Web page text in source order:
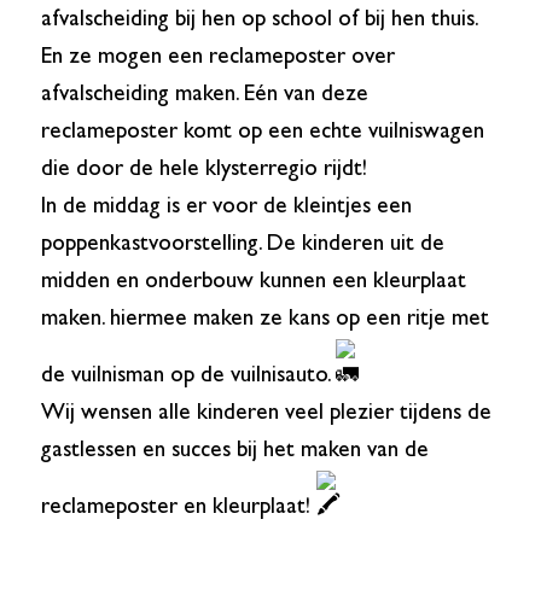
afvalscheiding bij hen op school of bij hen thuis.
En ze mogen een reclameposter over
afvalscheiding maken. Eén van deze
reclameposter komt op een echte vuilniswagen
die door de hele klysterregio rijdt!
In de middag is er voor de kleintjes een
poppenkastvoorstelling. De kinderen uit de
midden en onderbouw kunnen een kleurplaat
maken. hiermee maken ze kans op een ritje met
de vuilnisman op de vuilnisauto.
Wij wensen alle kinderen veel plezier tijdens de
gastlessen en succes bij het maken van de
reclameposter en kleurplaat!